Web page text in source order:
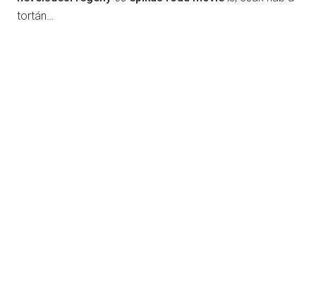
tortán…